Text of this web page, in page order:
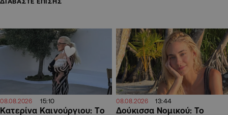
08.08.2026 15:10
Κατερίνα Καινούργιου: Tο
08.08.2026 13:44
Δούκισσα Νομικού: Το